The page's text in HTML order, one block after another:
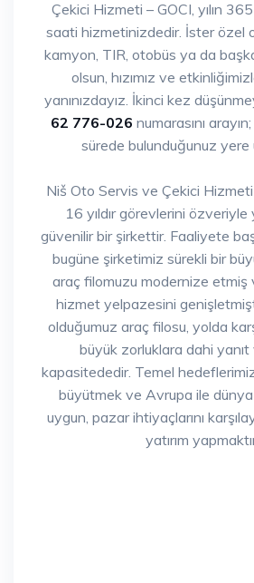
Çekici Hizmeti – GOCI, yılın
saati hizmetinizdedir. İster özel
kamyon, TIR, otobüs ya da
olsun, hızımız ve
yanınızdayız. İkinci kez
62 776-026 numarasını
sürede bulunduğunuz yere
Niš Oto Servis ve Çekici Hizmeti
16 yıldır görevlerini
güvenilir bir şirkettir. Faaliyete
bugüne şirketimiz sürekli bir
araç filomuzu modernize etmiş
hizmet yelpazesini
olduğumuz araç filosu, yolda
büyük zorluklara dahi
kapasitededir. Temel
büyütmek ve Avrupa ile
uygun, pazar ihtiyaçlarını
yatırım